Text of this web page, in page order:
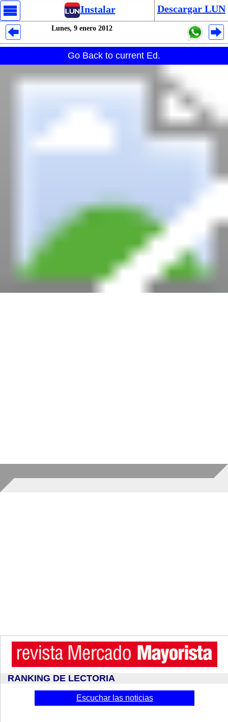
Instalar Descargar LUN
Lunes, 9 enero 2012
Go Back to current Ed.
RANKING DE LECTORIA
Escuchar las noticias
Despliegues Analytics
Despliegues Totales
Despliegues por Rubros